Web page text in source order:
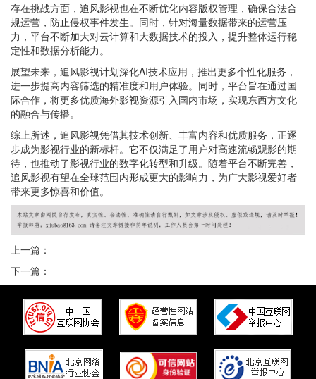
存在挑战方面，追风影视也在不断优化内容版权管理，确保合法合
规运营，防止侵权事件发生。同时，针对海量数据带来的运营压
力，平台不断加大对云计算和大数据技术的投入，提升整体运行稳
定性和数据分析能力。
展望未来，追风影视计划深化AI技术应用，推出更多个性化服务，
进一步提高内容筛选的精准度和用户体验。同时，平台旨在通过国
际合作，将更多优质海外影视资源引入国内市场，实现东西方文化
的融合与传播。
综上所述，追风影视凭借其技术创新、丰富内容和优质服务，正逐
步成为影视行业的新标杆。它不仅满足了用户对高速流畅观影的期
待，也推动了影视行业的数字化转型和升级。随着平台不断完善，
追风影视有望在全球范围内形成更大的影响力，为广大影视爱好者
带来更多惊喜和价值。
上一篇：
下一篇：